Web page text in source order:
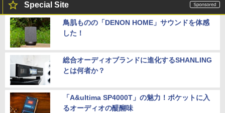
Special Site
鳥肌ものの「DENON HOME」サウンドを体感
した！
総合オーディオブランドに進化するSHANLING
とは何者か？
「A&ultima SP4000T」の魅力！ポケットに入
るオーディオの醍醐味